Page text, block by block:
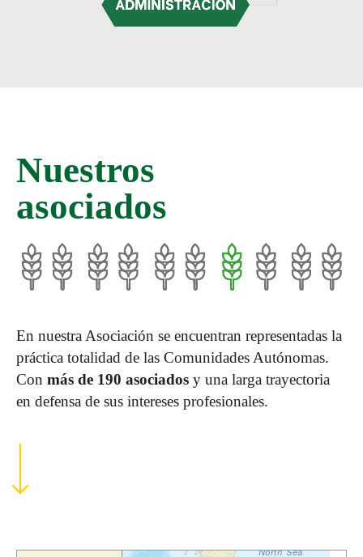
Nuestros
asociados
En nuestra Asociación se encuentran representadas la
práctica totalidad de las Comunidades Autónomas.
Con más de 190 asociados y una larga trayectoria
en defensa de sus intereses profesionales.